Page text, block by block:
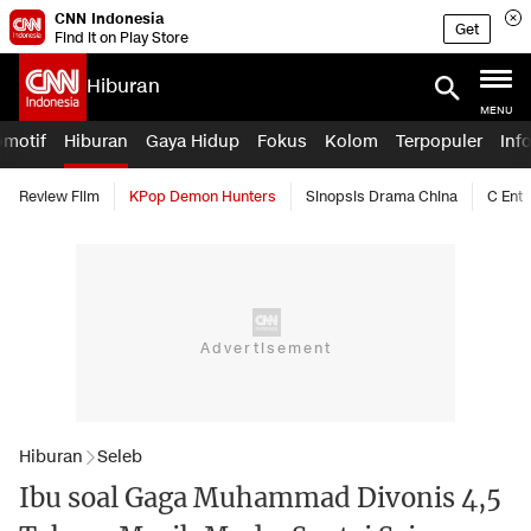
CNN Indonesia
Find it on Play Store
Get
Hiburan
MENU
Hiburan Gaya Hidup Fokus Kolom Terpopuler
Review Film KPop Demon Hunters Sinopsis Drama China C Ent
Hiburan Seleb
Ibu soal Gaga Muhammad Divonis 4,5